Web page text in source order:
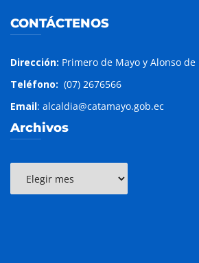
CONTÁCTENOS
Dirección: Primero de Mayo y Alonso
Teléfono: (07) 2676566
Email: alcaldia@catamayo.gob.ec
Archivos